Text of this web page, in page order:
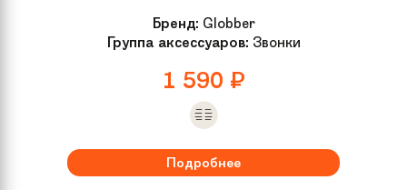
Бренд: Globber
Группа аксессуаров: Звонки
1 590 ₽
Подробнее